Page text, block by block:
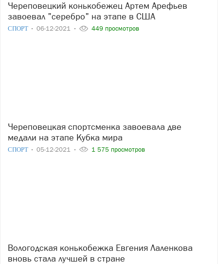
Череповецкий конькобежец Артем Арефьев
завоевал "серебро" на этапе в США
СПОРТ 06-12-2021 449 просмотров
Череповецкая спортсменка завоевала две
медали на этапе Кубка мира
СПОРТ 05-12-2021 1 575 просмотров
Вологодская конькобежка Евгения Лаленкова
вновь стала лучшей в стране